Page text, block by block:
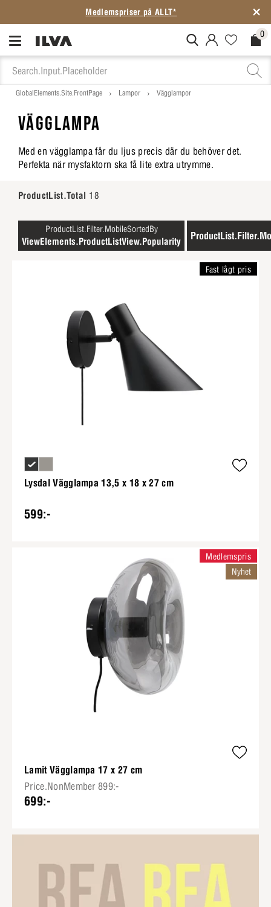
Medlemspriser på ALLT*
MitIlva.Login 0
GlobalElements.Site.FrontPage Lampor Vägglampor
VÄGGLAMPA
Med en vägglampa får du ljus precis där du behöver det.
Perfekta när mysfaktorn ska få lite extra utrymme.
ProductList.Total 18
ProductList.Filter.MobileSortedBy
ViewElements.ProductListView.Popularity
Lysdal Vägglampa 13,5 x 18 x 27 cm
599:-
Fast lågt pris
Lamit Vägglampa 17 x 27 cm
Price.NonMember 899:-
699:-
Medlemspris
Nyhet